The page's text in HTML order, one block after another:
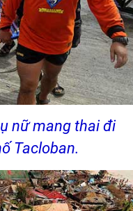
nữ mang thai đi
Tacloban.